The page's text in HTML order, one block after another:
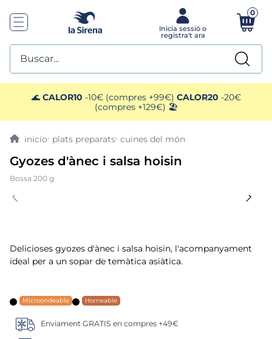
0
Buscar...
🌊 CALOR10 -10€ (compres +99€) CALOR20 -20€
(compres +129€) 🏖️
plats preparats cuines del món
Gyozes d'ànec i salsa hoisin
Bossa 200 g
Delicioses gyozes d'ànec i salsa hoisin, l'acompanyament
ideal per a un sopar de temàtica asiàtica.
Microondeable Horneable
Enviament GRATIS en compres +49€
TOP SEARCHES
1. helados sirena
3. patatas
verduras
7. canelones
8. listísimos